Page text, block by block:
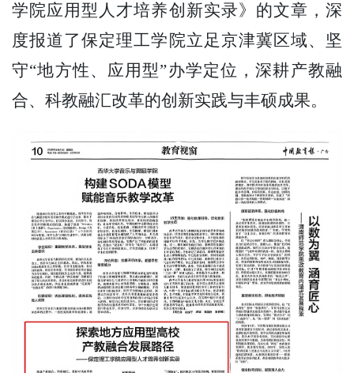
学院应用型人才培养创新实录》的文章，深
度报道了保定理工学院立足京津冀区域、坚
守“地方性、应用型”办学定位，深耕产教融
合、科教融汇改革的创新实践与丰硕成果。